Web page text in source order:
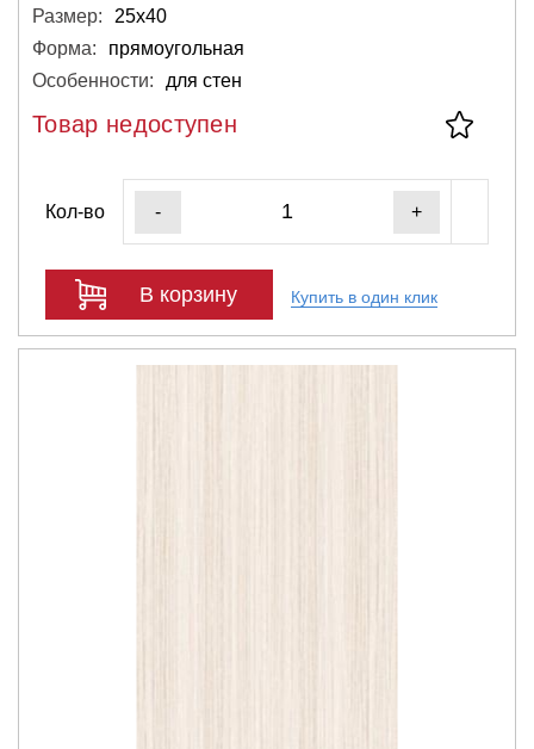
Размер:
25х40
Форма:
прямоугольная
Особенности:
для стен
Товар недоступен
Кол-во - +
В корзину Купить в один клик